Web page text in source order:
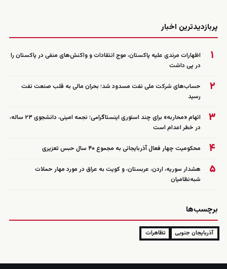
پربازدیدترین اخبار
۱
اظهارات مرندی علیه پاکستان، موج انتقادات و واکنش‌های منفی در پاکستان را
در پی داشت
۲
حساب‌های شرکت ملی نفت مسدود شد؛ بحران مالی به قلب صنعت نفت
رسید
۳
اتهام «محاربه» برای چند استوری اینستاگرامی؛ نجمه امینی، دانشجوی ۲۳ ساله،
در خطر اعدام است
۴ محکومیت چهار فعال آذربایجانی به مجموع ۴۰ سال حبس تعزیری
۵
هشدار سوریه، اردن، عربستان، و کویت به عراق در مورد مهار حملات
شبه‌نظامیان
برچسب‌ها
آذربایجان جنوبی تظاهرات